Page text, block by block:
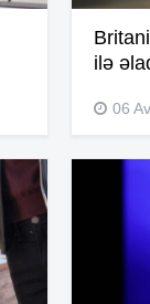
ilə
06